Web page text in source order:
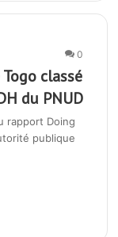
0
classé
du PNUD
rapport Doing
publique